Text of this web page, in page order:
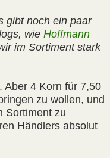
gibt noch ein paar
wie Hoffmann
im Sortiment stark
Aber 4 Korn für 7,50
zu wollen, und
Sortiment zu
Händlers absolut